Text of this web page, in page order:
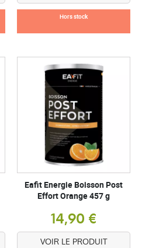
Hors stock
Eafit Energie Boisson Post
Effort Orange 457 g
14,90 €
VOIR LE PRODUIT